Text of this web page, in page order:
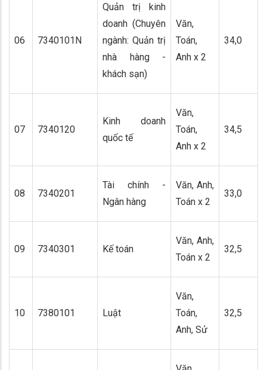
06 7340101N
Quản trị kinh
doanh (Chuyên
ngành: Quản trị
nhà hàng -
khách sạn)
Văn,
Toán,
Anh x 2
34,0
07 7340120
Kinh doanh
quốc tế
Văn,
Toán,
Anh x 2
34,5
08 7340201
Tài chính -
Ngân hàng
Văn, Anh,
Toán x 2
33,0
09 7340301 Kế toán
Văn, Anh,
Toán x 2
32,5
10 7380101 Luật
Văn,
Toán,
Anh, Sử
32,5